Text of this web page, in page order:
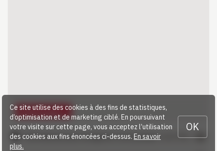
Télécharger…
Informations pour enregistrer votre poulain (4,81 MB)
Ce site utilise des cookies à des fins de statistiques,
d’optimisation et de marketing ciblé. En poursuivant
votre visite sur cette page, vous acceptez l’utilisation
des cookies aux fins énoncées ci-dessus. En savoir
plus.
OK